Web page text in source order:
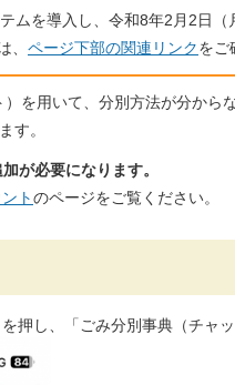
ムを導入し、令和8年2月2日
、 ページ下部の関連リンクをご
を用いて、分別方法が分から
す。
が必要になります。
トのページをご覧ください。
押し、「ごみ分別事典（チャッ